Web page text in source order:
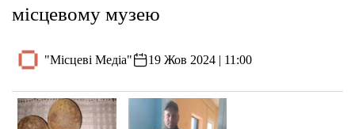
Інтерв’ю
Тексти
Публікації
місцевому музею
"Місцеві Медіа" 19 Жов 2024 | 11:00